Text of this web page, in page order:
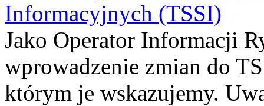
Informacyjnych (TSSI)
Jako Operator Informacji
wprowadzenie zmian do
którym je wskazujemy.